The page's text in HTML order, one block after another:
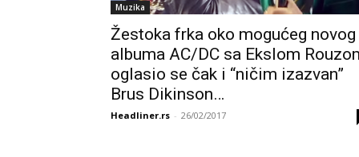
Muzika
Žestoka frka oko mogućeg novog
albuma AC/DC sa Ekslom
oglasio se čak i “ničim izazvan”
Brus Dikinson…
Headliner.rs - 26/02/2017